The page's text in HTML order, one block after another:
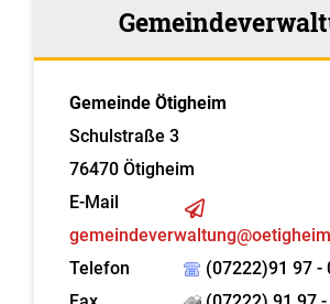
Gemeinde Ötigheim
Schulstraße 3
76470 Ötigheim
E-Mail
Telefon
(07222)91 97 -